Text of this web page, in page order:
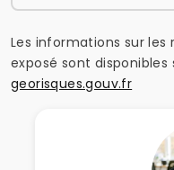
Les informations sur les
exposé sont disponibles
georisques.gouv.fr